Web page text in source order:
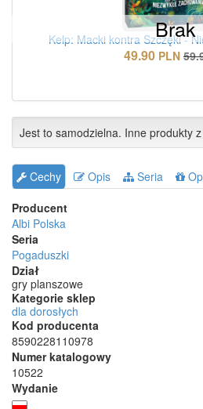
Brak
Kelp: Macki kontra Szczęki -
49.90 PLN
Jest to samodzielna. Inne produkty
Cechy Opis Seria
Producent
Albi Polska
Seria
Pogaduszki
Dział
gry planszowe
Kategorie sklep
dla dorosłych
Kod producenta
8590228110978
Numer katalogowy
10522
Wydanie